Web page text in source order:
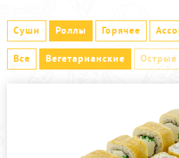
ПАСТА
Суши Роллы Горячее
Все Вегетарианские Острые